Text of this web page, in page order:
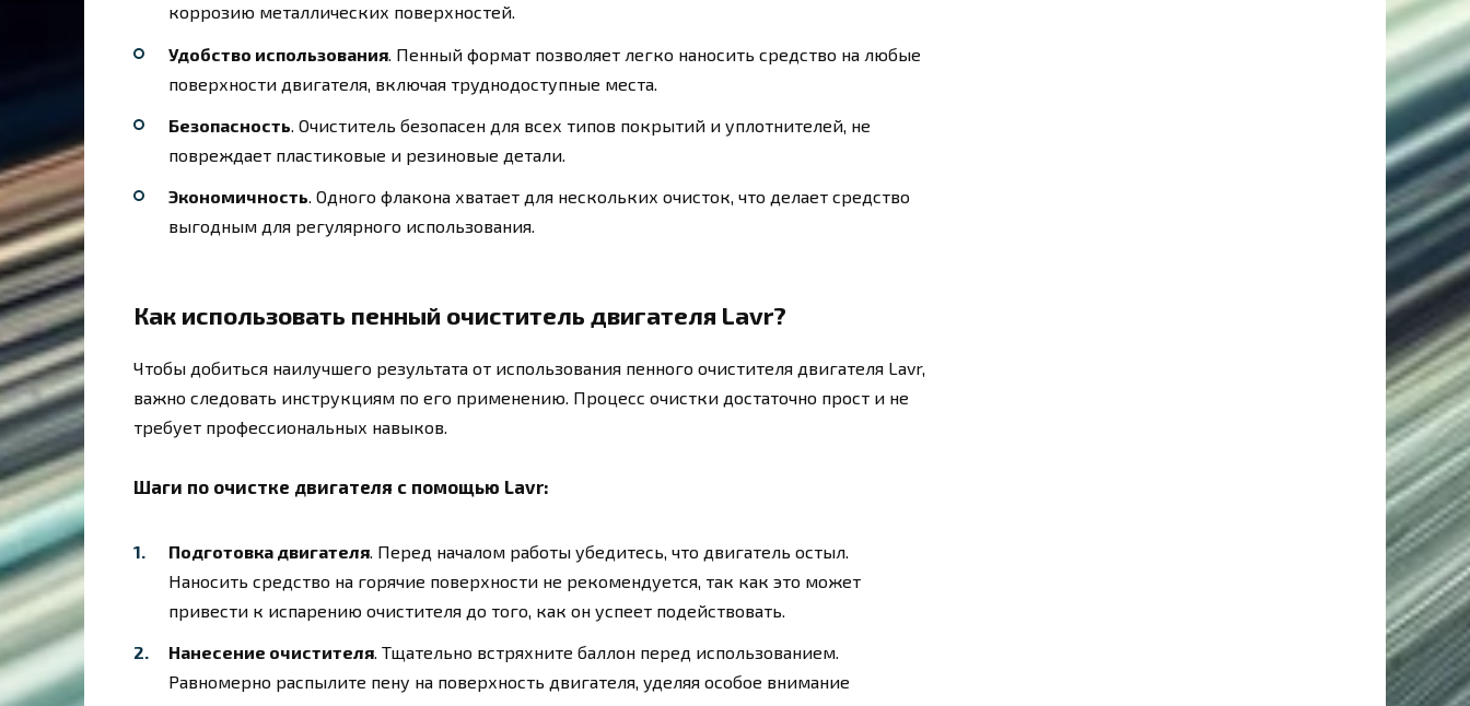
коррозию металлических поверхностей.
Удобство использования . Пенный формат позволяет легко наносить средство на любые
поверхности двигателя, включая труднодоступные места.
Безопасность . Очиститель безопасен для всех типов покрытий и уплотнителей, не
повреждает пластиковые и резиновые детали.
Экономичность. Одного флакона хватает для нескольких очисток, что делает средство
выгодным для регулярного использования.
Как использовать пенный очиститель двигателя Lavr?
Чтобы добиться наилучшего результата от использования пенного очистителя двигателя Lavr,
важно следовать инструкциям по его применению. Процесс очистки достаточно прост и не
требует профессиональных навыков.
Шаги по очистке двигателя с помощью Lavr:
Подготовка двигателя. Перед началом работы убедитесь, что двигатель остыл.
Наносить средство на горячие поверхности не рекомендуется, так как это может
привести к испарению очистителя до того, как он успеет подействовать.
Нанесение очистителя. Тщательно встряхните баллон перед использованием.
Равномерно распылите пену на поверхность двигателя, уделяя особое внимание